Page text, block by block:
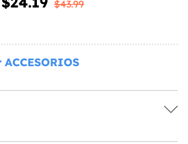
$43.99
ACCESORIOS